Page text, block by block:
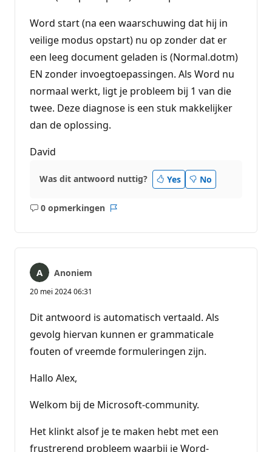
Word start (na een waarschuwing dat hij in
veilige modus opstart) nu op zonder dat er
een leeg document geladen is (Normal.dotm)
EN zonder invoegtoepassingen. Als Word nu
normaal werkt, ligt je probleem bij 1 van die
twee. Deze diagnose is een stuk makkelijker
dan de oplossing.
David
Was dit antwoord nuttig? Yes No
0 opmerkingen
Geen
Anoniem
20 mei 2024 06:31
Dit antwoord is automatisch vertaald. Als
gevolg hiervan kunnen er grammaticale
fouten of vreemde formuleringen zijn.
Hallo Alex,
Welkom bij de Microsoft-community.
Het klinkt alsof je te maken hebt met een
frustrerend probleem waarbij je Word-